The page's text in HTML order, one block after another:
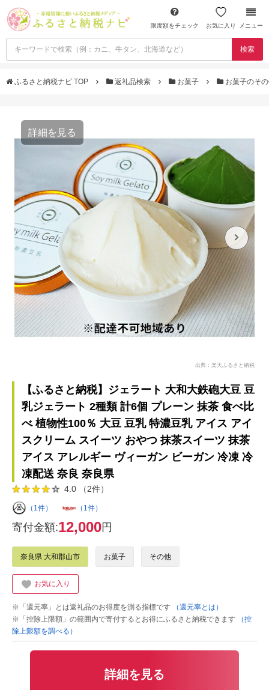
限度額をチェック お気に入り メニュー
検索
ふるさと納税ナビ TOP 返礼品検索 お菓子 お菓子のそ
詳細を見る
出典：楽天ふるさと納税
【ふるさと納税】ジェラート 大和大鉄砲大豆 豆
乳ジェラート 2種類 計6個 プレーン 抹茶 食べ比
べ 植物性100％ 大豆 豆乳 特濃豆乳 アイス アイ
スクリーム スイーツ おやつ 抹茶スイーツ 抹茶
アイス アレルギー ヴィーガン ビーガン 冷凍 冷
凍配送 奈良 奈良県
4.0 （2件）
（1件） （1件）
寄付金額:12,000円
奈良県 大和郡山市 お菓子 その他
お気に入り
※「還元率」とは返礼品のお得度を測る指標です
（還元率とは）
※「控除上限額」の範囲内で寄付するとお得にふるさと納税できます
（控
除上限額を調べる）
詳細を見る